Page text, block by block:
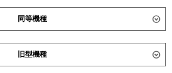
同等機種
SZRA50CV SZRA50CNV
GKEA05011JXU GKEA05011JMUB
旧型機種